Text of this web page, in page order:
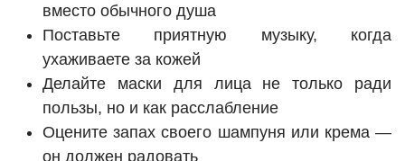
вместо обычного душа
Поставьте приятную музыку, когда
ухаживаете за кожей
Делайте маски для лица не только ради
пользы, но и как расслабление
Оцените запах своего шампуня или крема —
он должен радовать